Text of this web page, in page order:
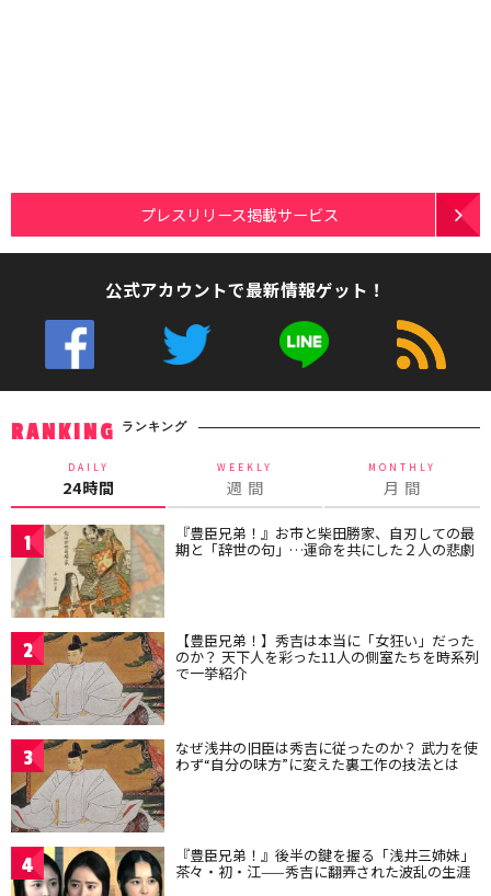
プレスリリース掲載サービス
公式アカウントで最新情報ゲット！
RANKING ランキング
DAILY
24時間
WEEKLY
週 間
MONTHLY
月 間
1 『豊臣兄弟！』お市と柴田勝家、自刃しての最
期と「辞世の句」…運命を共にした２人の悲劇
2 【豊臣兄弟！】秀吉は本当に「女狂い」だった
のか？ 天下人を彩った11人の側室たちを時系列
で一挙紹介
3 なぜ浅井の旧臣は秀吉に従ったのか？ 武力を使
わず“自分の味方”に変えた裏工作の技法とは
4 『豊臣兄弟！』後半の鍵を握る「浅井三姉妹」
茶々・初・江——秀吉に翻弄された波乱の生涯